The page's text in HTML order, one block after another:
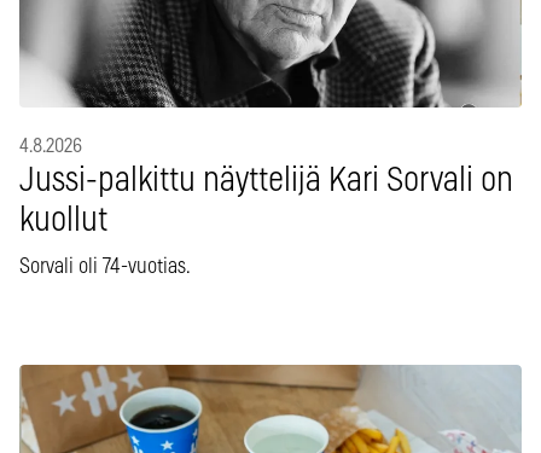
4.8.2026
Jussi-palkittu näyttelijä Kari Sorvali on
kuollut
Sorvali oli 74-vuotias.